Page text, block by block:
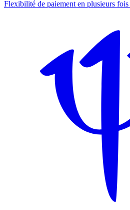
Flexibilité de paiement en plusieurs fois